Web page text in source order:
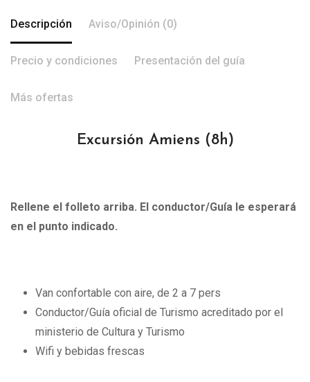
Descripción Aviso/Opinión (0)
Precio y condiciones Presentación del guía
Más ofertas
Excursión Amiens (8h)
Rellene el folleto arriba. El conductor/Guía le esperará
en el punto indicado.
Van confortable con aire, de 2 a 7 pers
Conductor/Guía oficial de Turismo acreditado por el
ministerio de Cultura y Turismo
Wifi y bebidas frescas